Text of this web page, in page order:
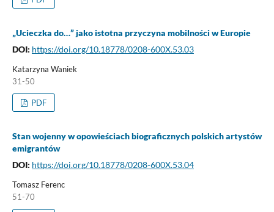
„Ucieczka do…” jako istotna przyczyna mobilności w Europie
DOI: https://doi.org/10.18778/0208-600X.53.03
Katarzyna Waniek
31-50
PDF
Stan wojenny w opowieściach biograficznych polskich artystów
emigrantów
DOI: https://doi.org/10.18778/0208-600X.53.04
Tomasz Ferenc
51-70